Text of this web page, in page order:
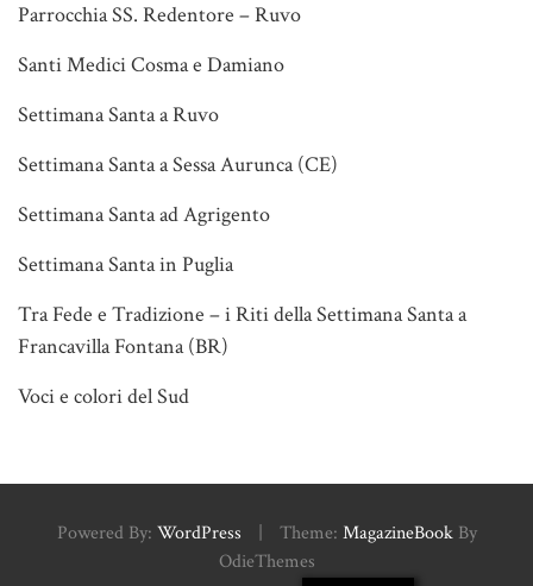
Parrocchia SS. Redentore – Ruvo
Santi Medici Cosma e Damiano
Settimana Santa a Ruvo
Settimana Santa a Sessa Aurunca (CE)
Settimana Santa ad Agrigento
Settimana Santa in Puglia
Tra Fede e Tradizione – i Riti della Settimana Santa a
Francavilla Fontana (BR)
Voci e colori del Sud
Powered By: WordPress Theme: MagazineBookBy
OdieThemes